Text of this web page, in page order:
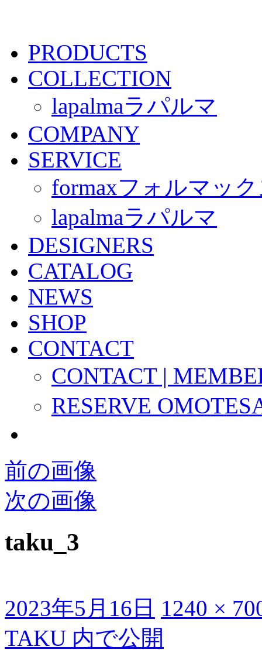
PRODUCTS
COLLECTION
lapalmaラパルマ
COMPANY
SERVICE
formaxフォルマッ
lapalmaラパルマ
DESIGNERS
CATALOG
NEWS
SHOP
CONTACT
CONTACT |
RESERVE
前の画像
次の画像
taku_3
投
稿
2023年5月16日
フ
イ
ズ
1240 ×
投
TAKU 内で公開